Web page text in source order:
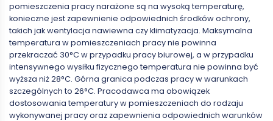
pomieszczenia pracy narażone są na wysoką temperaturę,
konieczne jest zapewnienie odpowiednich środków ochrony,
takich jak wentylacja nawiewna czy klimatyzacja. Maksymalna
temperatura w pomieszczeniach pracy nie powinna
przekraczać 30°C w przypadku pracy biurowej, a w przypadku
intensywnego wysiłku fizycznego temperatura nie powinna być
wyższa niż 28°C. Górna granica podczas pracy w warunkach
szczególnych to 26°C. Pracodawca ma obowiązek
dostosowania temperatury w pomieszczeniach do rodzaju
wykonywanej pracy oraz zapewnienia odpowiednich warunków